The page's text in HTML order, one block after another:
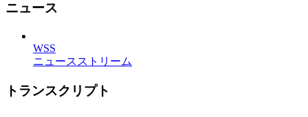
ニュース
WSS
ニュースストリーム
トランスクリプト